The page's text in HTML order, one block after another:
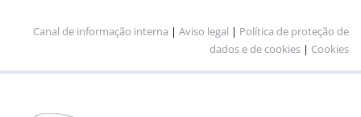
Canal de informação interna | Aviso legal | Política de proteção de
dados e de cookies | Cookies